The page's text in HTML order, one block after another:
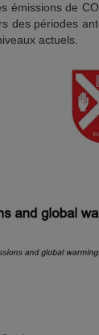
émissions de
des périodes
actuels.